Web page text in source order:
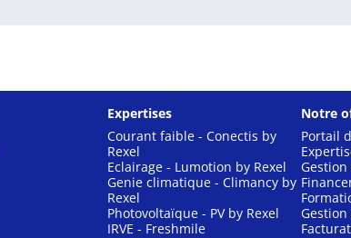
Expertises
Courant faible - Conectis by
Rexel
Eclairage - Lumotion by Rexel
Genie climatique - Climancy by
Rexel
Photovoltaïque - PV by Rexel
IRVE - Freshmile
Notre
Portail